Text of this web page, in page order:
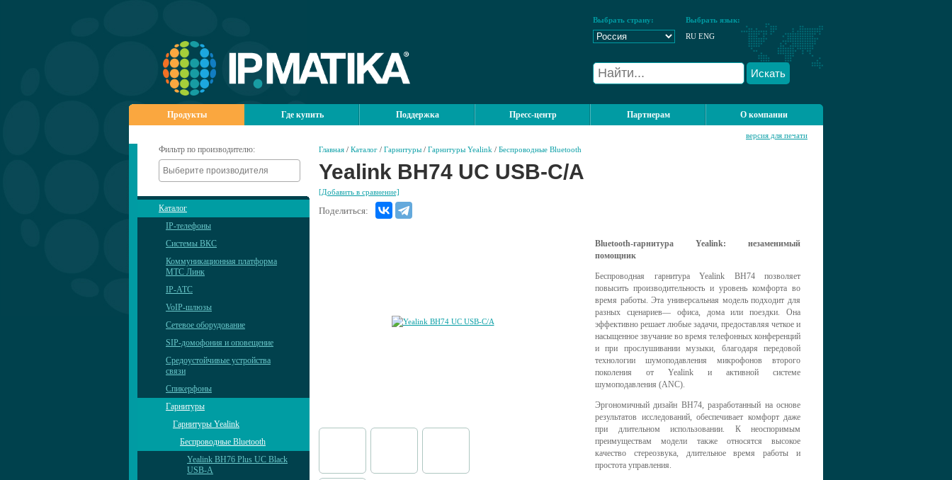
Выбрать страну:
Выбрать язык:
RU ENG
Искать
Продукты Где купить Поддержка Пресс-центр Партнерам О компании
Фильтр по производителю:
Каталог
IP-телефоны
Системы ВКС
Коммуникационная платформа
МТС Линк
IP-АТС
VoIP-шлюзы
Сетевое оборудование
SIP-домофония и оповещение
Средоустойчивые устройства
связи
Спикерфоны
Гарнитуры
Гарнитуры Yealink
Беспроводные Bluetooth
Yealink BH76 Plus UC Black
USB-A
Главная / Каталог / Гарнитуры / Гарнитуры Yealink / Беспроводные Bluetooth
версия для печати
Yealink BH74 UC USB-C/A
[Добавить в сравнение]
Поделиться:
Bluetooth-гарнитура Yealink: незаменимый
помощник
Беспроводная гарнитура Yealink BH74 позволяет
повысить производительность и уровень комфорта во
время работы. Эта универсальная модель подходит для
разных сценариев— офиса, дома или поездки. Она
эффективно решает любые задачи, предоставляя четкое и
насыщенное звучание во время телефонных конференций
и при прослушивании музыки, благодаря передовой
технологии шумоподавления микрофонов второго
поколения от Yealink и активной системе
шумоподавления (ANC).
Эргономичный дизайн BH74, разработанный на основе
результатов исследований, обеспечивает комфорт даже
при длительном использовании. К неоспоримым
преимуществам модели также относятся высокое
качество стереозвука, длительное время работы и
простота управления.